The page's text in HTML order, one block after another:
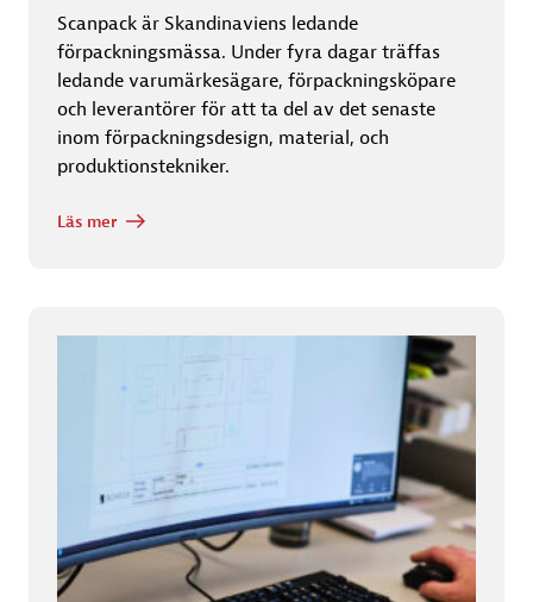
Scanpack är Skandinaviens ledande
förpackningsmässa. Under fyra dagar träffas
ledande varumärkesägare, förpackningsköpare
och leverantörer för att ta del av det senaste
inom förpackningsdesign, material, och
produktionstekniker.
Läs mer